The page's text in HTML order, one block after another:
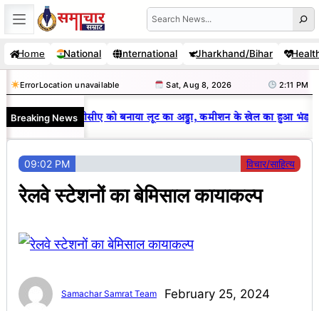
Skip
to
content
Search
Home National International Jharkhand/Bihar
ErrorLocation unavailable Sat, Aug 8, 2026 2:11 PM
Breaking News
कुमार ने आरडीसीए को बनाया लूट का अड्डा, कमीशन के खेल का हुआ भंडाफोड़
09:02 PM विचार/साहित्य
रेलवे स्टेशनों का बेमिसाल कायाकल्‍प
Samachar Samrat Team February 25, 2024